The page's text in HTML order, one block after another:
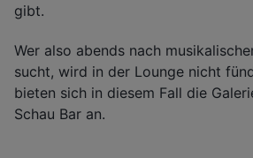
gibt.
Wer also abends nach
sucht, wird in der Lounge nicht
bieten sich in diesem Fall die
Schau Bar an.